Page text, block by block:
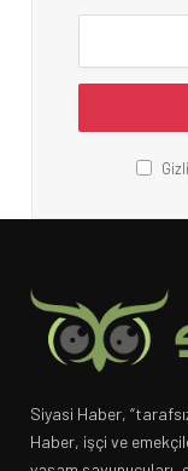
Siyasi Haber,
Haber, işçi ve